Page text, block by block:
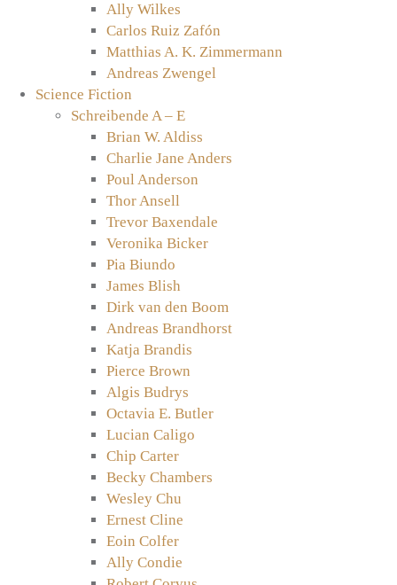
Ally Wilkes
Carlos Ruiz Zafón
Matthias A. K. Zimmermann
Andreas Zwengel
Science Fiction
Schreibende A – E
Brian W. Aldiss
Charlie Jane Anders
Poul Anderson
Thor Ansell
Trevor Baxendale
Veronika Bicker
Pia Biundo
James Blish
Dirk van den Boom
Andreas Brandhorst
Katja Brandis
Pierce Brown
Algis Budrys
Octavia E. Butler
Lucian Caligo
Chip Carter
Becky Chambers
Wesley Chu
Ernest Cline
Eoin Colfer
Ally Condie